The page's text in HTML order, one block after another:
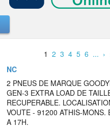
1 2 3 4 5 6 ... ›
NC
2 PNEUS DE MARQUE
GEN-3 EXTRA LOAD DE
RECUPERABLE.
VOUTE - 91200 ATHIS-MONS.
A 17H.